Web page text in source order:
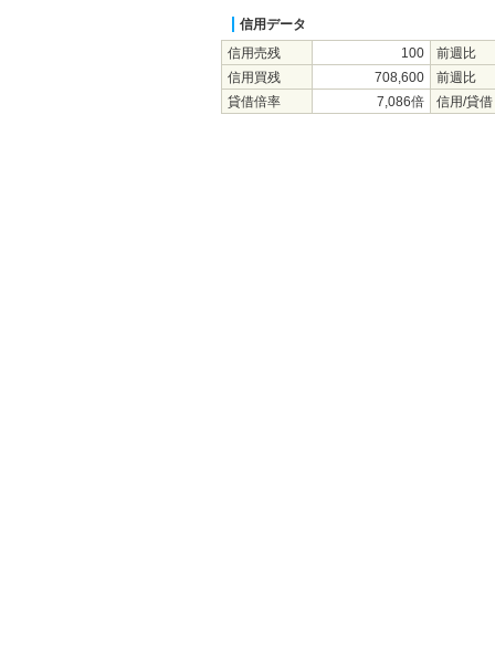
信用データ
信用売残
100
前週比
信用買残
708,600
前週比
貸借倍率
7,086倍 信用/貸借